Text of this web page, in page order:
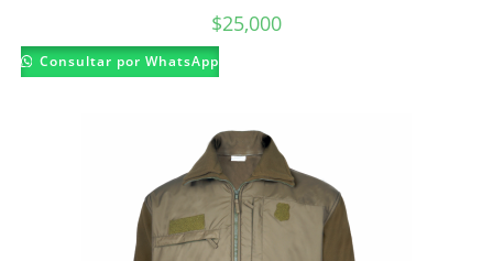
$25,000
Consultar por WhatsApp